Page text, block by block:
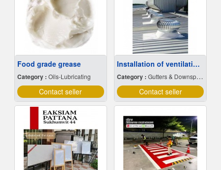
Food grade grease
Category : Oils-Lubricating
Contact seller
Installation of ventilation ball.
Category : Gutters & Downspouts
Contact seller